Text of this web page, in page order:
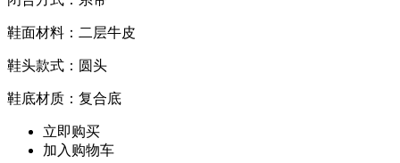
鞋面材料：二层牛皮
鞋头款式：圆头
鞋底材质：复合底
立即购买
加入购物车